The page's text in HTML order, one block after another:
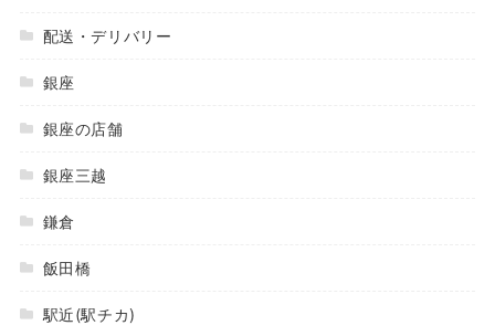
配送・デリバリー
銀座
銀座の店舗
銀座三越
鎌倉
飯田橋
駅近(駅チカ)